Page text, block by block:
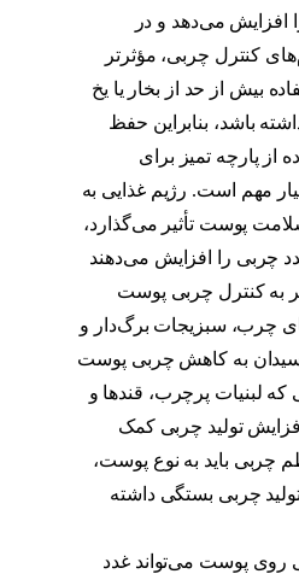
می‌دهد و در
کنترل چربی، مؤثرتر
بیش از حد از بخار یا یخ
باشد، بنابراین حفظ
از پارچه تمیز برای
مهم است. رژیم غذایی به
پوست تأثیر می‌گذارد،
چربی را افزایش می‌دهند
به کنترل چربی پوست
چرب، سبزیجات برگ‌دار و
به کاهش چربی پوست
لبنیات پرچرب، قندها و
تولید چربی کمک
چربی باید به نوع پوست،
چربی بستگی داشته
روی پوست می‌تواند غدد